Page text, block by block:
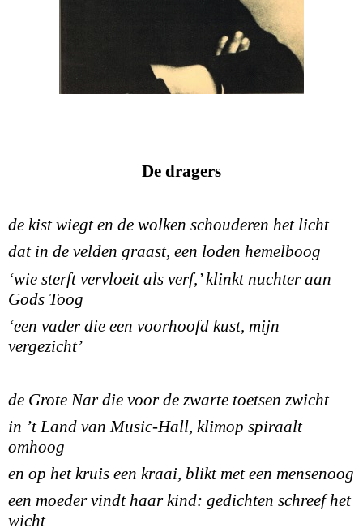
De dragers
de kist wiegt en de wolken schouderen het licht
dat in de velden graast, een loden hemelboog
‘wie sterft vervloeit als verf,’ klinkt nuchter aan
Gods Toog
‘een vader die een voorhoofd kust, mijn
vergezicht’
de Grote Nar die voor de zwarte toetsen zwicht
in ʼt Land van Music-Hall, klimop spiraalt
omhoog
en op het kruis een kraai, blikt met een mensenoog
een moeder vindt haar kind: gedichten schreef het
wicht